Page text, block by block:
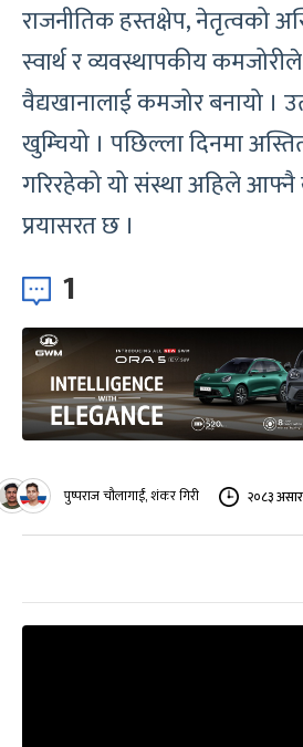
राजनीतिक हस्तक्षेप, नेतृत्वको
स्वार्थ र व्यवस्थापकीय
वैद्यखानालाई कमजोर बनायो ।
खुम्चियो । पछिल्ला दिनमा
गरिरहेको यो संस्था अहिले आफ्नै
प्रयासरत छ ।
1
पुष्पराज चौलागाईं, शंकर गिरी २०८३